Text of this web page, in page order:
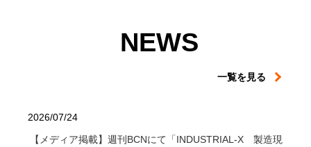
NEWS
一覧を見る
2026/07/24
【メディア掲載】週刊BCNにて「INDUSTRIAL-X 製造現